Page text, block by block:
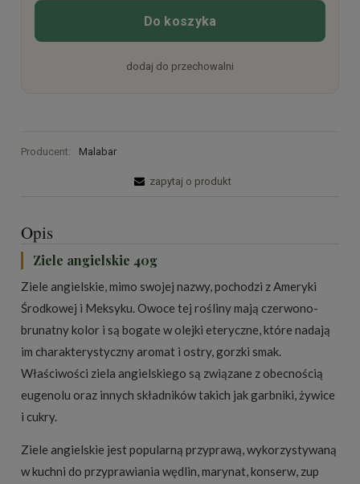
Do koszyka
dodaj do przechowalni
Producent: Malabar
zapytaj o produkt
Opis
Ziele angielskie 40g
Ziele angielskie, mimo swojej nazwy, pochodzi z Ameryki
Środkowej i Meksyku. Owoce tej rośliny mają czerwono-
brunatny kolor i są bogate w olejki eteryczne, które nadają
im charakterystyczny aromat i ostry, gorzki smak.
Właściwości ziela angielskiego są związane z obecnością
eugenolu oraz innych składników takich jak garbniki, żywice
i cukry.
Ziele angielskie jest popularną przyprawą, wykorzystywaną
w kuchni do przyprawiania wędlin, marynat, konserw, zup